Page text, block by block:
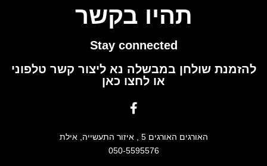
תהיו בקשר
Stay connected
להזמנת שולחן במבשלה נא ליצור קשר טלפוני
או לחצו כאן
האורגים האורגים 5 , איזור התעשייה, אילת
050-5595576